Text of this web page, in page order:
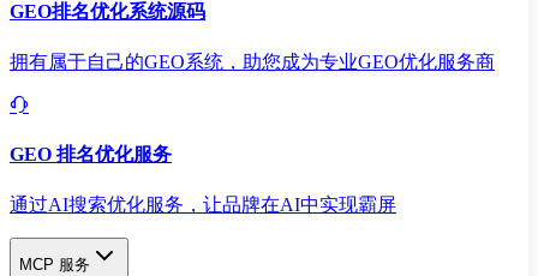
GEO排名优化系统源码
拥有属于自己的GEO系统，助您成为专业GEO优化服务商
GEO 排名优化服务
通过AI搜索优化服务，让品牌在AI中实现霸屏
MCP 服务